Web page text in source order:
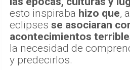
esto inspiraba hizo que,
eclipses se asociaran
acontecimientos
la necesidad de
y predecirlos.